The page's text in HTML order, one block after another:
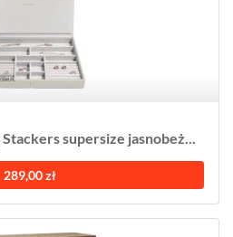
supersize jasnobeż...
289,00 zł